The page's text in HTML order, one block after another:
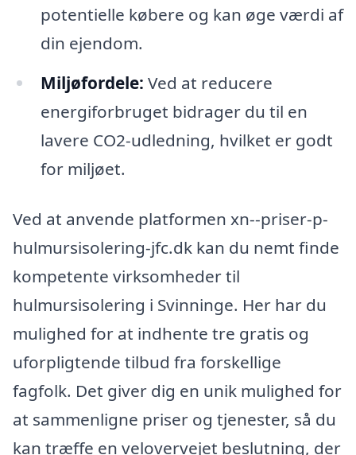
potentielle købere og kan øge værdi af
din ejendom.
Miljøfordele: Ved at reducere
energiforbruget bidrager du til en
lavere CO2-udledning, hvilket er godt
for miljøet.
Ved at anvende platformen xn--priser-p-
hulmursisolering-jfc.dk kan du nemt finde
kompetente virksomheder til
hulmursisolering i Svinninge. Her har du
mulighed for at indhente tre gratis og
uforpligtende tilbud fra forskellige
fagfolk. Det giver dig en unik mulighed for
at sammenligne priser og tjenester, så du
kan træffe en velovervejet beslutning, der